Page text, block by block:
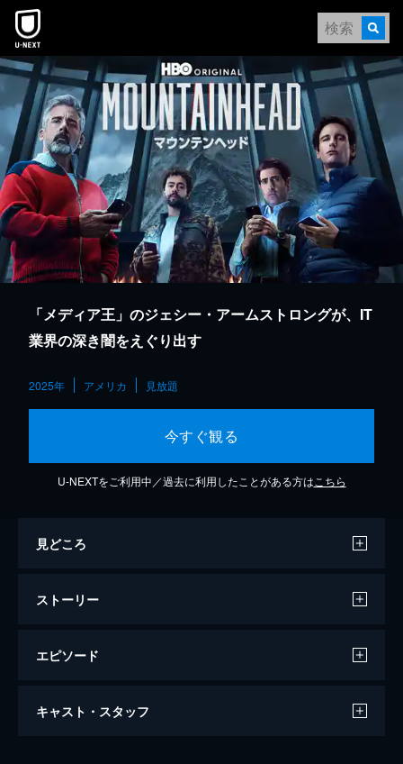
本文へスキップ
「メディア王」のジェシー・アームストロングが、IT
業界の深き闇をえぐり出す
2025年 アメリカ 見放題
今すぐ観る
U-NEXTをご利用中／過去に利用したことがある方は こちら
見どころ
ストーリー
エピソード
マウンテンヘッド
キャスト・スタッフ